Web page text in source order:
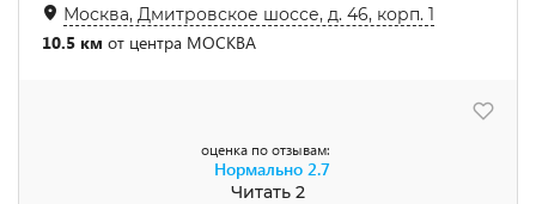
Москва, Дмитровское шоссе, д. 46, корп. 1
10.5 км от центра МОСКВА
оценка по отзывам:
Нормально 2.7
Читать 2